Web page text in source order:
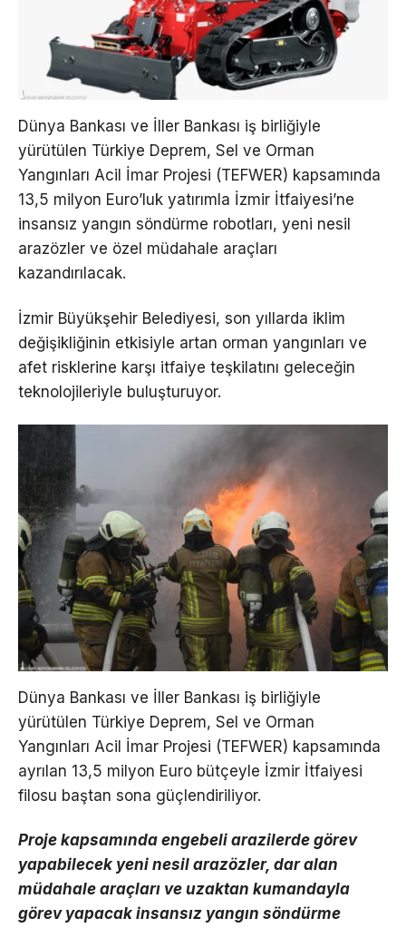
Dünya Bankası ve İller Bankası iş birliğiyle
yürütülen Türkiye Deprem, Sel ve Orman
Yangınları Acil İmar Projesi (TEFWER) kapsamında
13,5 milyon Euro’luk yatırımla İzmir İtfaiyesi’ne
insansız yangın söndürme robotları, yeni nesil
arazözler ve özel müdahale araçları
kazandırılacak.
İzmir Büyükşehir Belediyesi, son yıllarda iklim
değişikliğinin etkisiyle artan orman yangınları ve
afet risklerine karşı itfaiye teşkilatını geleceğin
teknolojileriyle buluşturuyor.
Dünya Bankası ve İller Bankası iş birliğiyle
yürütülen Türkiye Deprem, Sel ve Orman
Yangınları Acil İmar Projesi (TEFWER) kapsamında
ayrılan 13,5 milyon Euro bütçeyle İzmir İtfaiyesi
filosu baştan sona güçlendiriliyor.
Proje kapsamında engebeli arazilerde görev
yapabilecek yeni nesil arazözler, dar alan
müdahale araçları ve uzaktan kumandayla
görev yapacak insansız yangın söndürme